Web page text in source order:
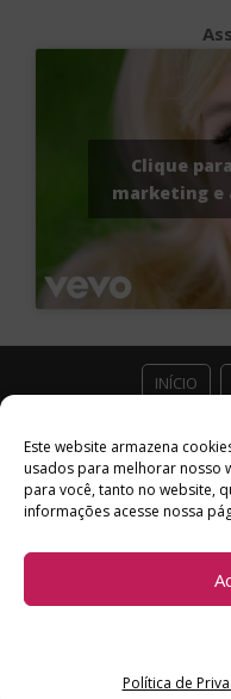
Este website armazena
usados ​​para melhorar nosso
para você, tanto no website,
informações acesse nossa
Política de
Clique
marketing e
INÍCIO
ESTÚDIO ACESSO
CONTATO